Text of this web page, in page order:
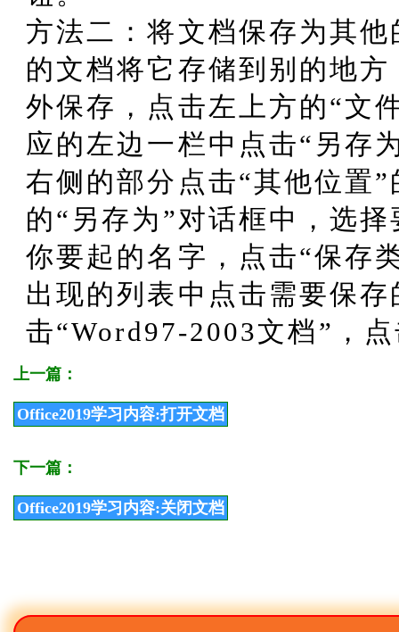
方法二：将文档保存为其
的文档将它存储到别的地
外保存，点击左上方的“文
应的左边一栏中点击“另存
右侧的部分点击“其他位置
的“另存为”对话框中，选
你要起的名字，点击“保存
出现的列表中点击需要保
击“Word97-2003文档”，
上一篇：
Office2019学习内容:打开文档
下一篇：
Office2019学习内容:关闭文档